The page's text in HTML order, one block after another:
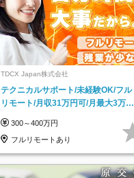
TDCX Japan株式会社
テクニカルサポート/未経験OK/フル
リモート/月収31万円可/月最大3万の
300～400万円
フルリモートあり